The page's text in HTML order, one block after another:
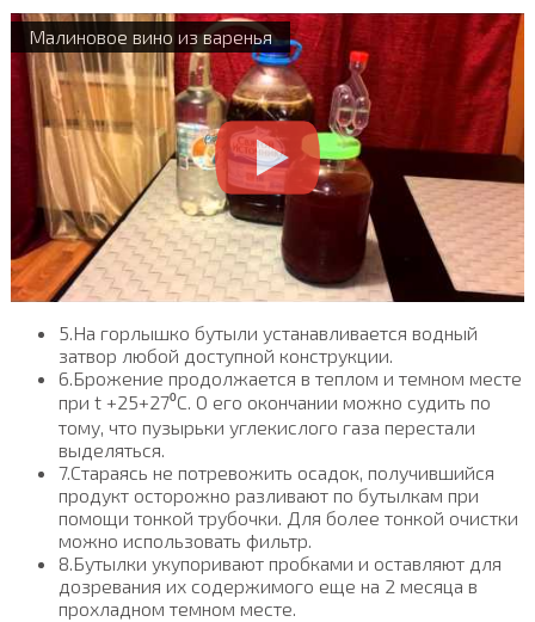
Малиновое вино из варенья
5.На горлышко бутыли устанавливается водный
затвор любой доступной конструкции.
6.Брожение продолжается в теплом и темном месте
при t +25+27⁰C. О его окончании можно судить по
тому, что пузырьки углекислого газа перестали
выделяться.
7.Стараясь не потревожить осадок, получившийся
продукт осторожно разливают по бутылкам при
помощи тонкой трубочки. Для более тонкой очистки
можно использовать фильтр.
8.Бутылки укупоривают пробками и оставляют для
дозревания их содержимого еще на 2 месяца в
прохладном темном месте.